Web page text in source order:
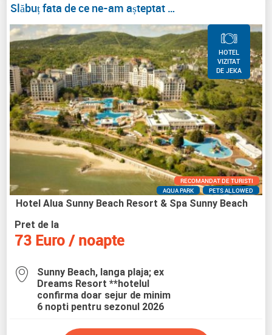
Slăbuț fata de ce ne-am așteptat …
HOTEL
VIZITAT
DE JEKA
RECOMANDAT DE TURISTI
AQUA PARK
PETS ALLOWED
Hotel Alua Sunny Beach Resort & Spa Sunny Beach
Pret de la
73 Euro / noapte
Sunny Beach, langa plaja; ex
Dreams Resort **hotelul
confirma doar sejur de minim
6 nopti pentru sezonul 2026